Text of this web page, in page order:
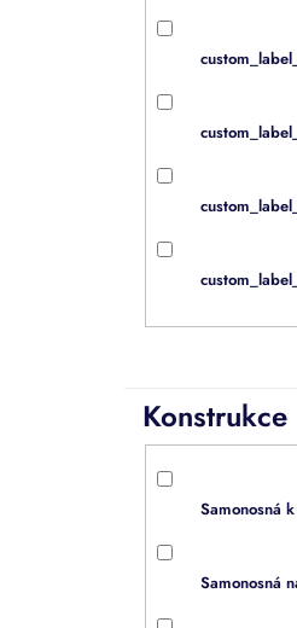
Konstrukce
Samonosná
Samonosná